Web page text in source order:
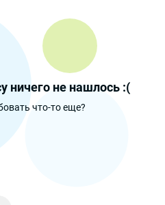
ничего не нашлось :(
что-то еще?